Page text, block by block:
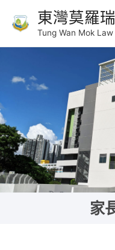
東灣莫羅
Tung Wan Mok
家